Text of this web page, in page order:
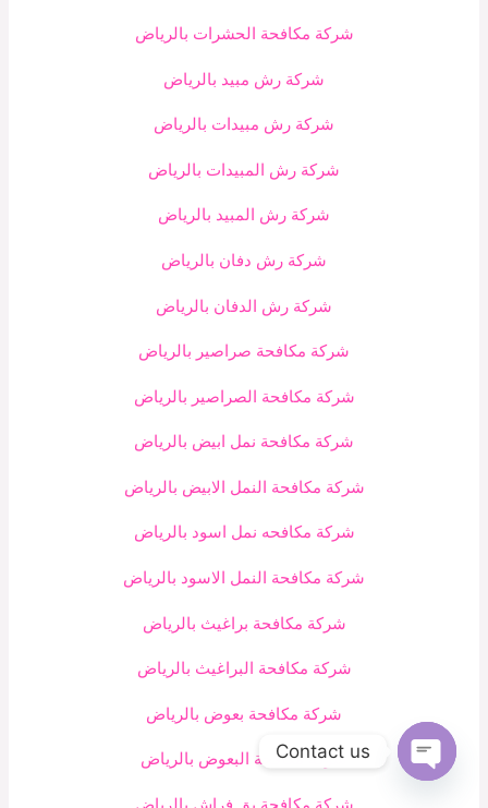
شركة مكافحة الحشرات بالرياض
شركة رش مبيد بالرياض
شركة رش مبيدات بالرياض
شركة رش المبيدات بالرياض
شركة رش المبيد بالرياض
شركة رش دفان بالرياض
شركة رش الدفان بالرياض
شركة مكافحة صراصير بالرياض
شركة مكافحة الصراصير بالرياض
شركة مكافحة نمل ابيض بالرياض
شركة مكافحة النمل الابيض بالرياض
شركة مكافحه نمل اسود بالرياض
شركة مكافحة النمل الاسود بالرياض
شركة مكافحة براغيث بالرياض
شركة مكافحة البراغيث بالرياض
شركة مكافحة بعوض بالرياض
شركة مكافحة البعوض بالرياض
Contact us
Open